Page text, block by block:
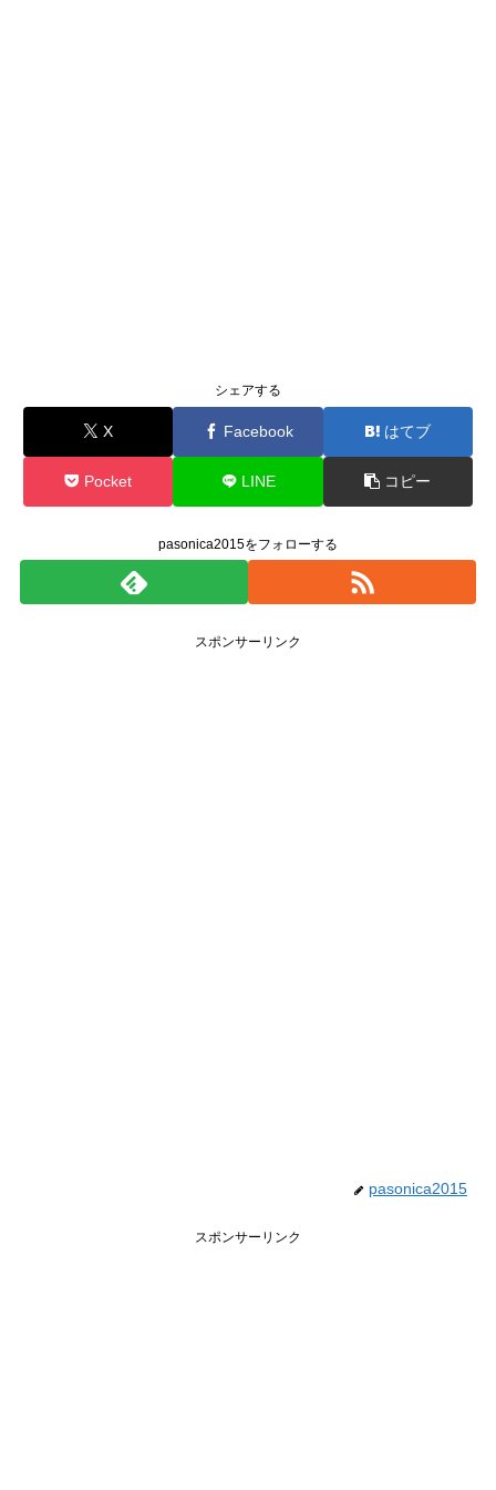
シェアする
X Facebook はてブ
Pocket LINE コピー
pasonica2015をフォローする
スポンサーリンク
pasonica2015
スポンサーリンク